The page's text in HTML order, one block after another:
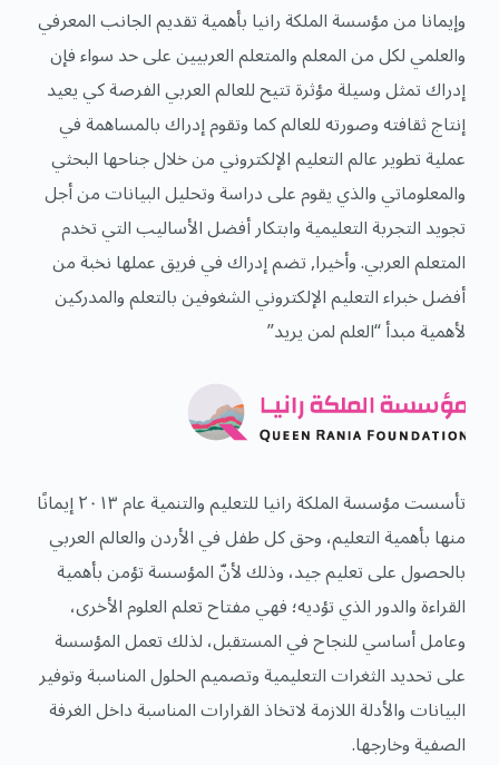
وإيمانا من مؤسسة الملكة رانيا بأهمية تقديم الجانب المعرفي
والعلمي لكل من المعلم والمتعلم العربيين على حد سواء فإن
إدراك تمثل وسيلة مؤثرة تتيح للعالم العربي الفرصة كي يعيد
إنتاج ثقافته وصورته للعالم كما وتقوم إدراك بالمساهمة في
عملية تطوير عالم التعليم الإلكتروني من خلال جناحها البحثي
والمعلوماتي والذي يقوم على دراسة وتحليل البيانات من أجل
تجويد التجربة التعليمية وابتكار أفضل الأساليب التي تخدم
المتعلم العربي. وأخيرا, تضم إدراك في فريق عملها نخبة من
أفضل خبراء التعليم الإلكتروني الشغوفين بالتعلم والمدركين
لأهمية مبدأ “العلم لمن يريد”
تأسست مؤسسة الملكة رانيا للتعليم والتنمية عام ٢٠١٣ إيمانًا
منها بأهمية التعليم، وحق كل طفل في الأردن والعالم العربي
بالحصول على تعليم جيد، وذلك لأنّ المؤسسة تؤمن بأهمية
القراءة والدور الذي تؤديه؛ فهي مفتاح تعلم العلوم الأخرى،
وعامل أساسي للنجاح في المستقبل، لذلك تعمل المؤسسة
على تحديد الثغرات التعليمية وتصميم الحلول المناسبة وتوفير
البيانات والأدلة اللازمة لاتخاذ القرارات المناسبة داخل الغرفة
الصفية وخارجها.